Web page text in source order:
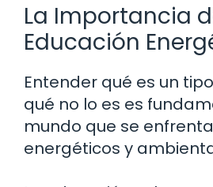
La Importancia
Educación
Entender qué es un
qué no lo es es
mundo que se
energéticos y